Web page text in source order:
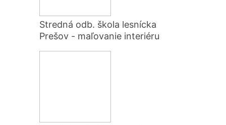
Stredná odb. škola lesnícka
Prešov - maľovanie interiéru